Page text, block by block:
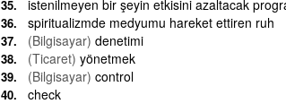
istenilmeyen bir şeyin etkisini azaltacak
spiritualizmde medyumu hareket ettiren ruh
(Bilgisayar) denetimi
(Ticaret) yönetmek
(Bilgisayar) control
check